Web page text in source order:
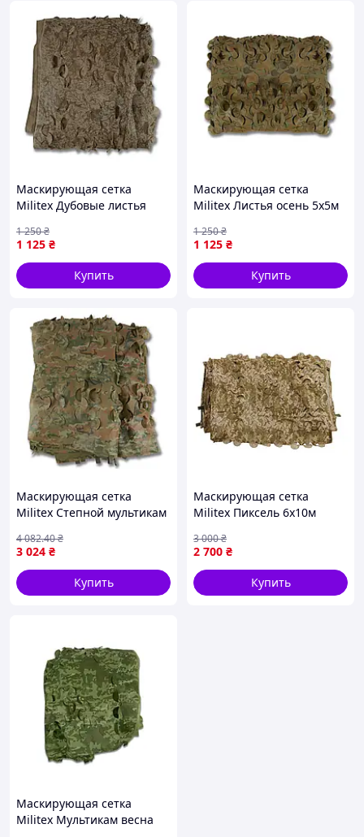
Маскирующая сетка
Militex Дубовые листья
1 125 ₴
1 250₴
Купить
Маскирующая сетка
Militex Листья осень 5х5м
1 125 ₴
1 250₴
Купить
Маскирующая сетка
Militex Степной мультикам
3 024 ₴
4 082.40₴
Купить
Маскирующая сетка
Militex Пиксель 6х10м
2 700 ₴
3 000₴
Купить
Маскирующая сетка
Militex Мультикам весна